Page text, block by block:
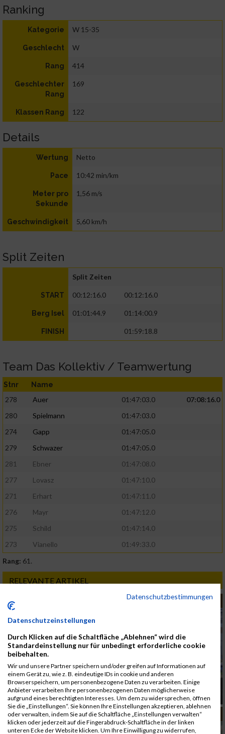
Ranking
Kategorie W 15-35
Geschlecht W
Rang 414
Geschlechter
Rang
169
Klassen Rang 122
Details
Wertung Netto
Pace 10:42 min/km
Meter pro
Sekunde
1,56 m/s
Geschwindigkeit 5,60 km/h
Split Zeiten
Split Zeiten
START 00:12:16.0 00:12:16.0
Berg Isel 01:01:44.9 01:14:00.9
FINISH 01:59:18.8
Team Das Kollektiv / Teamwertung
Stnr Name
278 Auer 01:47:03.0
07:08:16.0
280
Spielmann
01:47:03.0
274
Gapp
01:47:05.0
279
Schwazer
01:47:05.0
281
Ebner
01:47:08.0
277
Lovasz
01:47:10.0
271
Erhart
01:47:11.0
276
Mayr
01:47:12.0
275
Schild
01:47:14.0
273
Vianello
01:49:33.0
Rang: 61.
RELEVANTE ARTIKEL
MUD RACE
Linzathlon 2026 - Linz wurde zur Hindernis-
Arena
MUD RACE
Datenschutzbestimmungen
Datenschutzeinstellungen
Durch Klicken auf die Schaltfläche „Ablehnen“ wird die
Standardeinstellung nur für unbedingt erforderliche cookie
beibehalten.
Wir und unsere Partner speichern und/oder greifen auf Informationen auf
einem Gerät zu, wie z. B. eindeutige IDs in cookie und anderen
Browserspeichern, um personenbezogene Daten zu verarbeiten. Einige
Anbieter verarbeiten Ihre personenbezogenen Daten möglicherweise
aufgrund eines berechtigten Interesses. Um dem zu widersprechen, öffnen
Sie die „Einstellungen“. Sie können Ihre Einstellungen akzeptieren, ablehnen
oder verwalten, indem Sie auf die Schaltfläche „Einstellungen verwalten“
klicken oder jederzeit auf die Fingerabdruck-Schaltfläche in der linken
unteren Ecke der Website klicken. Um Ihre Einwilligung zu widerrufen,